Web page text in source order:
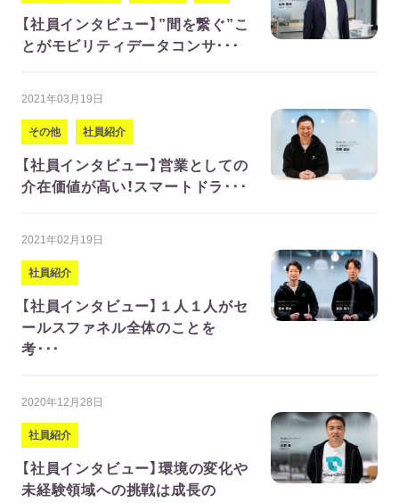
【社員インタビュー】”間を繋ぐ”こ
とがモビリティデータコンサ･･･
2021年03月19日
その他 社員紹介
【社員インタビュー】営業としての
介在価値が高い！スマートドラ･･･
2021年02月19日
社員紹介
【社員インタビュー】１人１人がセ
ールスファネル全体のことを
考･･･
2020年12月28日
社員紹介
【社員インタビュー】環境の変化や
未経験領域への挑戦は成長の